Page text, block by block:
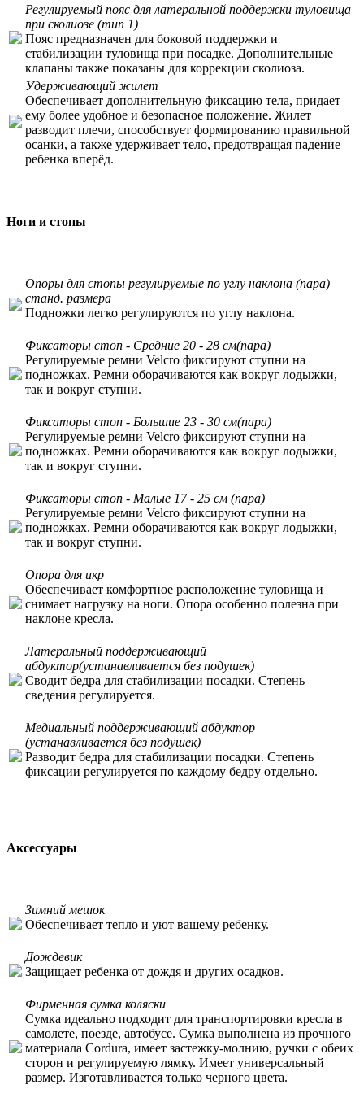
Регулируемый пояс для латеральной поддержки туловища
при сколиозе (тип 1)
Пояс предназначен для боковой поддержки и
стабилизации туловища при посадке. Дополнительные
клапаны также показаны для коррекции сколиоза.
Удерживающий жилет
Обеспечивает дополнительную фиксацию тела, придает
ему более удобное и безопасное положение. Жилет
разводит плечи, способствует формированию правильной
осанки, а также удерживает тело, предотвращая падение
ребенка вперёд.
Ноги и стопы
Опоры для стопы регулируемые по углу наклона (пара)
станд. размера
Подножки легко регулируются по углу наклона.
Фиксаторы стоп - Средние 20 - 28 см(пара)
Регулируемые ремни Velcro фиксируют ступни на
подножках. Ремни оборачиваются как вокруг лодыжки,
так и вокруг ступни.
Фиксаторы стоп - Большие 23 - 30 см(пара)
Регулируемые ремни Velcro фиксируют ступни на
подножках. Ремни оборачиваются как вокруг лодыжки,
так и вокруг ступни.
Фиксаторы стоп - Малые 17 - 25 см (пара)
Регулируемые ремни Velcro фиксируют ступни на
подножках. Ремни оборачиваются как вокруг лодыжки,
так и вокруг ступни.
Опора для икр
Обеспечивает комфортное расположение туловища и
снимает нагрузку на ноги. Опора особенно полезна при
наклоне кресла.
Латеральный поддерживающий
абдуктор(устанавливается без подушек)
Сводит бедра для стабилизации посадки. Степень
сведения регулируется.
Медиальный поддерживающий абдуктор
(устанавливается без подушек)
Разводит бедра для стабилизации посадки. Степень
фиксации регулируется по каждому бедру отдельно.
Аксессуары
Зимний мешок
Обеспечивает тепло и уют вашему ребенку.
Дождевик
Защищает ребенка от дождя и других осадков.
Фирменная сумка коляски
Сумка идеально подходит для транспортировки кресла в
самолете, поезде, автобусе. Сумка выполнена из прочного
материала Cordura, имеет застежку-молнию, ручки с обеих
сторон и регулируемую лямку. Имеет универсальный
размер. Изготавливается только черного цвета.